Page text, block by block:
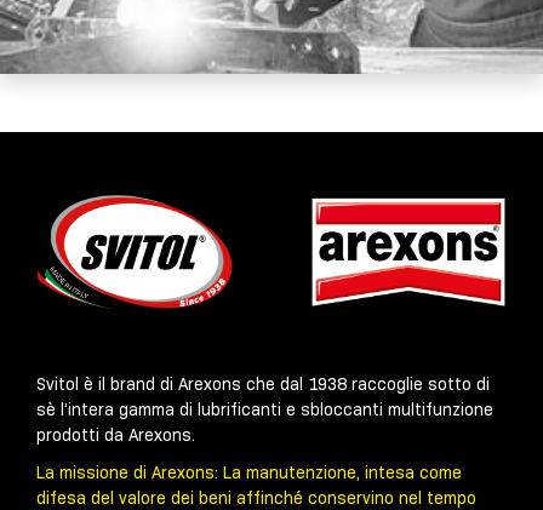
Svitol è il brand di Arexons che dal 1938 raccoglie sotto di
sè l’intera gamma di lubrificanti e sbloccanti multifunzione
prodotti da Arexons.
La missione di Arexons: La manutenzione, intesa come
difesa del valore dei beni affinché conservino nel tempo